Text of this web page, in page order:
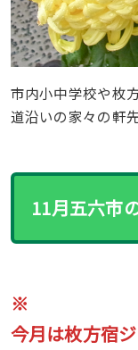
市内小中学校や枚
道沿いの家々の軒
11月五六市
※
今月は枚方宿